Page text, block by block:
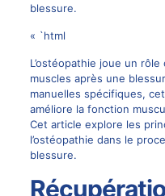
blessure.
« `html
L’ostéopathie joue un
muscles après une
manuelles spécifiques,
améliore la fonction
Cet article explore les
l’ostéopathie dans le
blessure.